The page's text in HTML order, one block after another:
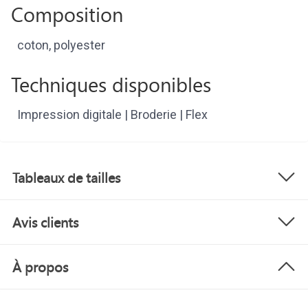
Composition
coton, polyester
Techniques disponibles
Impression digitale | Broderie | Flex
Tableaux de tailles
Avis clients
À propos